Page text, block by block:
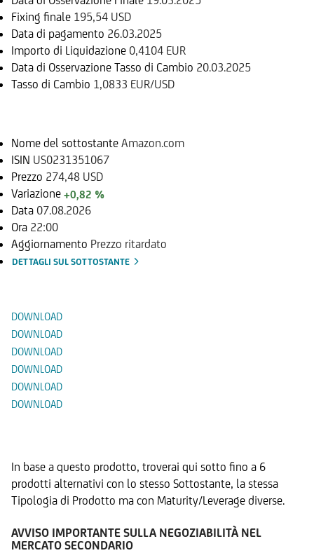
Fixing finale 195,54 USD
Data di pagamento 26.03.2025
Importo di Liquidazione 0,4104 EUR
Data di Osservazione Tasso di Cambio 20.03.2025
Tasso di Cambio 1,0833 EUR/USD
Nome del sottostante Amazon.com
ISIN US0231351067
Prezzo 274,48 USD
Variazione +0,82 %
Data 07.08.2026
Ora 22:00
Aggiornamento Prezzo ritardato
DETTAGLI SUL SOTTOSTANTE
DOWNLOAD
DOWNLOAD
DOWNLOAD
DOWNLOAD
DOWNLOAD
DOWNLOAD
In base a questo prodotto, troverai qui sotto fino a 6
prodotti alternativi con lo stesso Sottostante, la stessa
Tipologia di Prodotto ma con Maturity/Leverage diverse.
AVVISO IMPORTANTE SULLA NEGOZIABILITÀ NEL
MERCATO SECONDARIO